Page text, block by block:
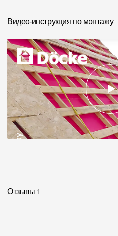
Видео-инструкция по монтажу
Отзывы 1